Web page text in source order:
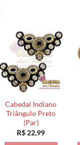
Cabedal Indiano
Triângulo Preto
(Par)
R$ 22,99